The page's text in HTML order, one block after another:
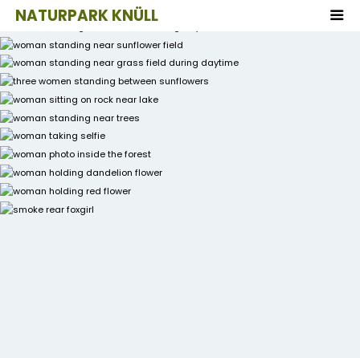
NATURPARK KNÜLL